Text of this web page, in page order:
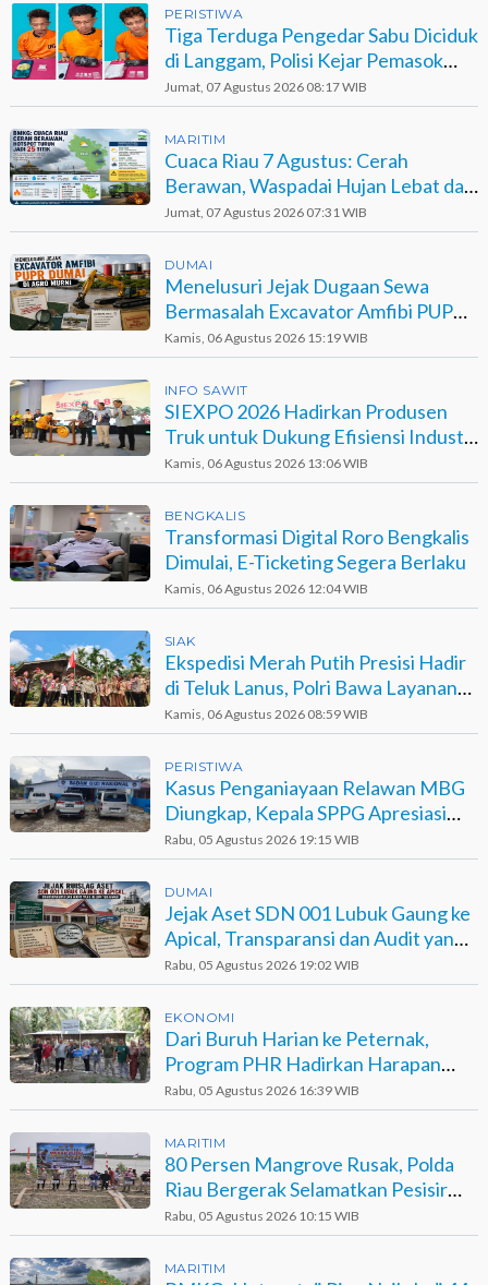
PERISTIWA
Tiga Terduga Pengedar Sabu Diciduk
di Langgam, Polisi Kejar Pemasok
Berinisial GA
Jumat, 07 Agustus 2026 08:17 WIB
MARITIM
Cuaca Riau 7 Agustus: Cerah
Berawan, Waspadai Hujan Lebat dan
Petir
Jumat, 07 Agustus 2026 07:31 WIB
DUMAI
Menelusuri Jejak Dugaan Sewa
Bermasalah Excavator Amfibi PUPR
Dumai di Agro Murni
Kamis, 06 Agustus 2026 15:19 WIB
INFO SAWIT
SIEXPO 2026 Hadirkan Produsen
Truk untuk Dukung Efisiensi Industri
Sawit
Kamis, 06 Agustus 2026 13:06 WIB
BENGKALIS
Transformasi Digital Roro Bengkalis
Dimulai, E-Ticketing Segera Berlaku
Kamis, 06 Agustus 2026 12:04 WIB
SIAK
Ekspedisi Merah Putih Presisi Hadir
di Teluk Lanus, Polri Bawa Layanan
dan Harapan
Kamis, 06 Agustus 2026 08:59 WIB
PERISTIWA
Kasus Penganiayaan Relawan MBG
Diungkap, Kepala SPPG Apresiasi
Kinerja Polisi
Rabu, 05 Agustus 2026 19:15 WIB
DUMAI
Jejak Aset SDN 001 Lubuk Gaung ke
Apical, Transparansi dan Audit yang
Belum Terjawab
Rabu, 05 Agustus 2026 19:02 WIB
EKONOMI
Dari Buruh Harian ke Peternak,
Program PHR Hadirkan Harapan
Baru bagi Suku Sakai
Rabu, 05 Agustus 2026 16:39 WIB
MARITIM
80 Persen Mangrove Rusak, Polda
Riau Bergerak Selamatkan Pesisir
Sinaboi
Rabu, 05 Agustus 2026 10:15 WIB
MARITIM